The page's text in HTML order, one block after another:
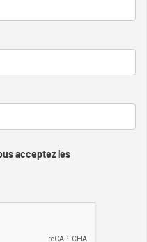
acceptez les